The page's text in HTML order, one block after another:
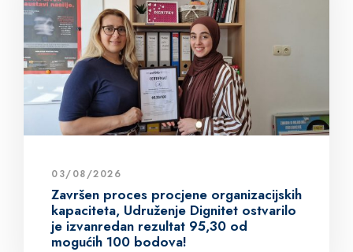
03/08/2026
Završen proces procjene organizacijskih
kapaciteta, Udruženje Dignitet ostvarilo
je izvanredan rezultat 95,30 od
mogućih 100 bodova!